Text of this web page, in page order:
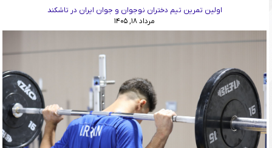
اولین تمرین تیم دختران نوجوان و جوان ایران در تاشکند
مرداد ۱۸, ۱۴۰۵